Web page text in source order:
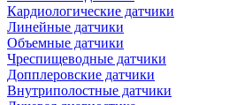
Кардиологические датчики
Линейные датчики
Объемные датчики
Чреспищеводные датчики
Допплеровские датчики
Внутриполостные датчики